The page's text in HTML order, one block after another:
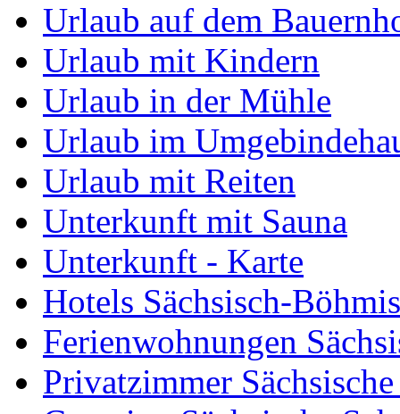
Urlaub auf dem
Urlaub mit Kindern
Urlaub in der Mühle
Urlaub im
Urlaub mit Reiten
Unterkunft mit Sauna
Unterkunft - Karte
Hotels Sächsisch-
Ferienwohnungen
Privatzimmer